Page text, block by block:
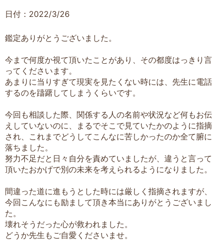
日付：2022/3/26
鑑定ありがとうございました。
今まで何度か視て頂いたことがあり、その都度はっきり言
ってくださいます。
あまりに当りすぎて現実を見たくない時には、先生に電話
するのを躊躇してしまうくらいです。
今回も相談した際、関係する人の名前や状況など何もお伝
えしていないのに、まるでそこで見ていたかのように指摘
され、これまでどうしてこんなに苦しかったのか全て腑に
落ちました。
努力不足だと日々自分を責めていましたが、違うと言って
頂いたおかげで別の未来を考えられるようになりました。
間違った道に進もうとした時には厳しく指摘されますが、
今回こんなにも励まして頂き本当にありがとうございまし
た。
壊れそうだった心が救われました。
どうか先生もご自愛くださいませ。